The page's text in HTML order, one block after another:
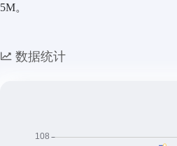
5M。
数据统计